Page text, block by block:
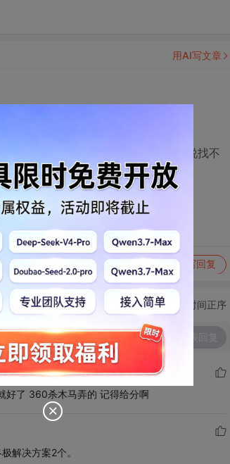
链接库OLEAUT32.dll”错误，然后说找不
可以解决？只能重装？
举报 写回复
用AI写文章
切换为时间正序
好了 360杀木马弄的 记得给分啊
解决方案2个。